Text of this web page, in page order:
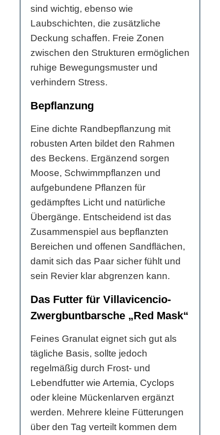
sind wichtig, ebenso wie
Laubschichten, die zusätzliche
Deckung schaffen. Freie Zonen
zwischen den Strukturen ermöglichen
ruhige Bewegungsmuster und
verhindern Stress.
Bepflanzung
Eine dichte Randbepflanzung mit
robusten Arten bildet den Rahmen
des Beckens. Ergänzend sorgen
Moose, Schwimmpflanzen und
aufgebundene Pflanzen für
gedämpftes Licht und natürliche
Übergänge. Entscheidend ist das
Zusammenspiel aus bepflanzten
Bereichen und offenen Sandflächen,
damit sich das Paar sicher fühlt und
sein Revier klar abgrenzen kann.
Das Futter für Villavicencio-
Zwergbuntbarsche „Red Mask“
Feines Granulat eignet sich gut als
tägliche Basis, sollte jedoch
regelmäßig durch Frost- und
Lebendfutter wie Artemia, Cyclops
oder kleine Mückenlarven ergänzt
werden. Mehrere kleine Fütterungen
über den Tag verteilt kommen dem